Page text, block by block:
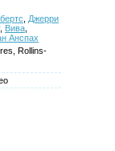
Джерри
, Вива
Анспах
Rollins-